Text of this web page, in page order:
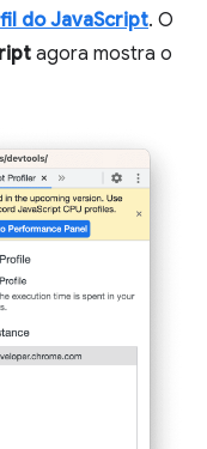
do JavaScript. O
agora mostra o